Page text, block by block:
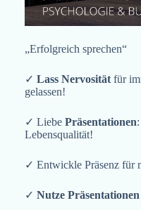
„Erfolgreich sprechen“
✓ Lass Nervositätfür
gelassen!
✓ Liebe Präsentationen
Lebensqualität!
✓ Entwickle Präsenz für
✓ Nutze Präsentationen